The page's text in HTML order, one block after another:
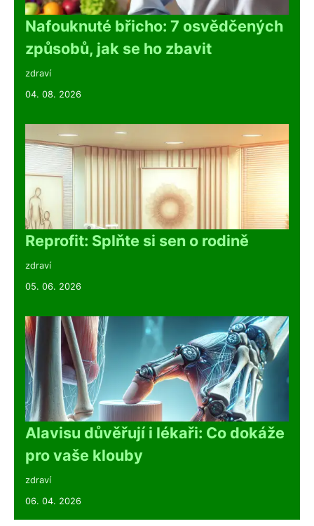
Nafouknuté břicho: 7 osvědčených
způsobů, jak se ho zbavit
zdraví
04. 08. 2026
Reprofit: Splňte si sen o rodině
zdraví
05. 06. 2026
Alavisu důvěřují i lékaři: Co dokáže
pro vaše klouby
zdraví
06. 04. 2026